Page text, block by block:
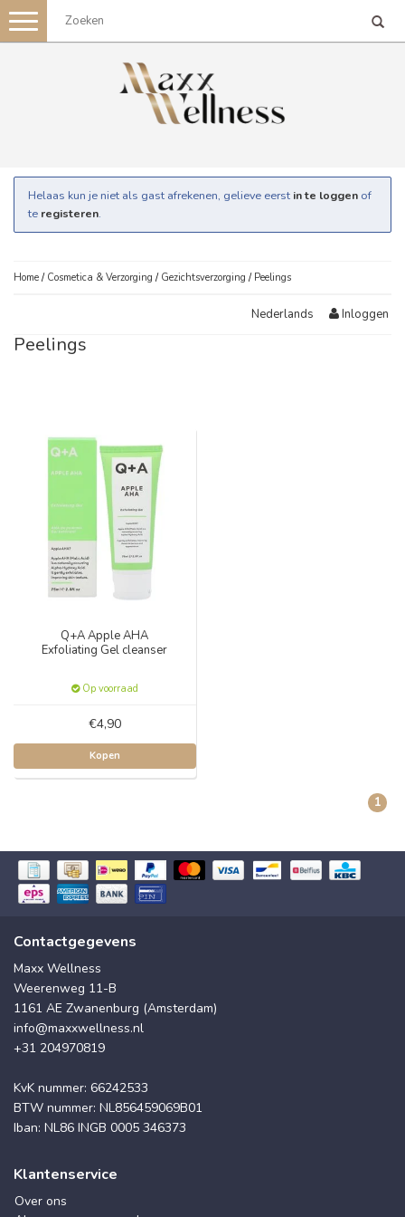
Toggle
navigation
Helaas kun je niet als gast afrekenen, gelieve eerst in te loggen of
te registeren.
Home / Cosmetica & Verzorging / Gezichtsverzorging / Peelings
Nederlands Inloggen
Peelings
Q+A Apple AHA
Exfoliating Gel cleanser
Op voorraad
€4,90
Kopen
1
Contactgegevens
Maxx Wellness
Weerenweg 11-B
1161 AE Zwanenburg (Amsterdam)
info@maxxwellness.nl
+31 204970819
KvK nummer: 66242533
BTW nummer: NL856459069B01
Iban: NL86 INGB 0005 346373
Klantenservice
Over ons